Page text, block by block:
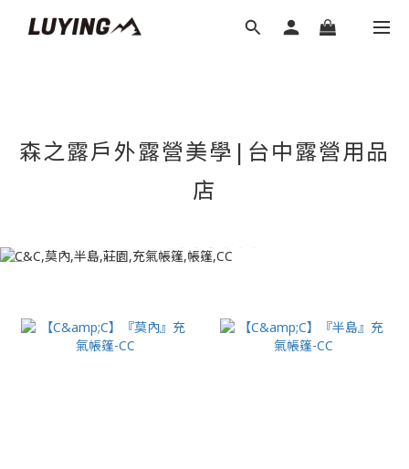
森之露戶外露營美學|台中露營用品
店